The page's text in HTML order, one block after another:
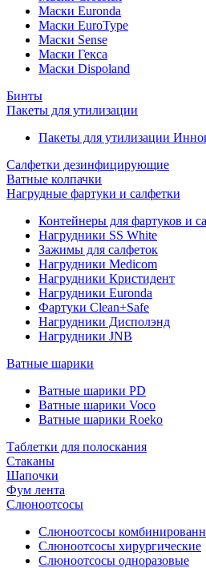
Маски Euronda
Маски EuroType
Маски Sense
Маски Гекса
Маски Dispoland
Бинты
Пакеты для утилизации
Пакеты для утилизации
Салфетки дезинфицирующие
Ватные колпачки
Нагрудные фартуки и салфетки
Контейнеры для фартуков и
Нагрудники SS White
Зажимы для салфеток
Нагрудники Medicom
Нагрудники Кристидент
Нагрудники Euronda
Фартуки Clean+Safe
Нагрудники Дисполэнд
Нагрудники JNB
Ватные шарики
Ватные шарики PD
Ватные шарики Voco
Ватные шарики Roeko
Таблетки для полоскания
Стаканы
Шапочки
Фум лента
Слюноотсосы
Слюноотсосы
Слюноотсосы хирургические
Слюноотсосы одноразовые